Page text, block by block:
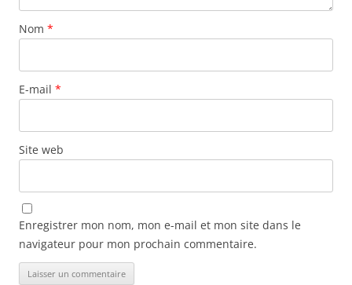
Nom *
E-mail *
Site web
Enregistrer mon nom, mon e-mail et mon site dans le
navigateur pour mon prochain commentaire.